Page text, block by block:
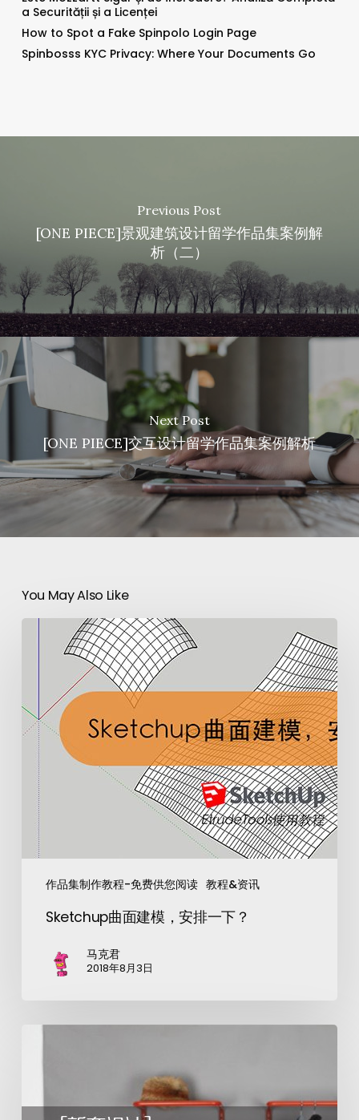
a Securității și a Licenței
How to Spot a Fake Spinpolo Login Page
Spinbosss KYC Privacy: Where Your Documents Go
Previous Post
[ONE PIECE]景观建筑设计留学作品集案例解
析（二）
Next Post
[ONE PIECE]交互设计留学作品集案例解析
You May Also Like
作品集制作教程-免费供您阅读 教程&资讯
Sketchup曲面建模，安排一下？
马克君
2018年8月3日